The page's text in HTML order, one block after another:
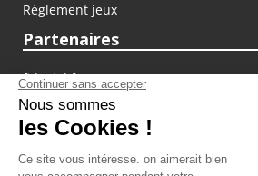
Règlement jeux
Partenaires
fiducial.fr
lyoncapitale.fr
olympique-et-lyonnais.com
L'application Iphone / Android